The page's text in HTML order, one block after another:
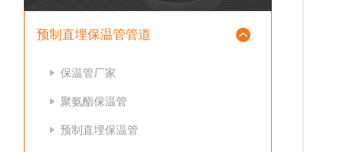
预制直埋保温管管道
保温管厂家
聚氨酯保温管
预制直埋保温管